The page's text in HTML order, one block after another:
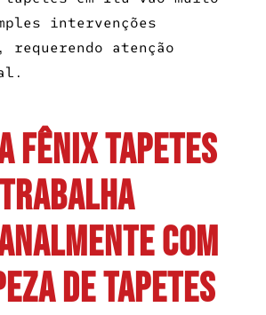
intervenções
requerendo atenção
Fênix Tapetes
trabalha
com
de tapetes